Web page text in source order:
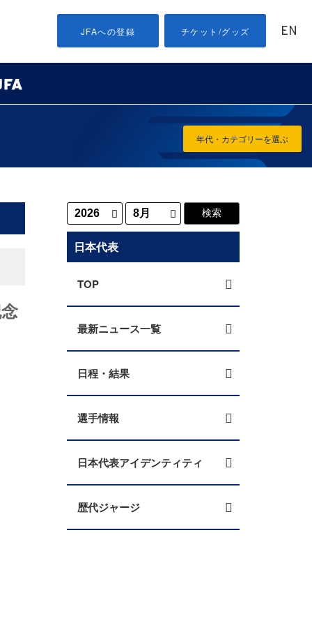
JFAへの登録 チケット/グッズ EN
年代・カテゴリーを選ぶ
日本代表
TOP
最新ニュース一覧
日程・結果
選手情報
日本代表アイデンティティ
歴代ジャージ